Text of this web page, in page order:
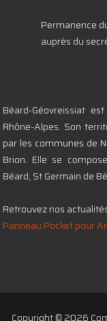
Permanence
auprès du
Béard-Géovreissiat
Rhône-Alpes. Son
par les communes de
Brion. Elle se
Béard, St Germain de
Retrouvez nos
Panneau Pocket pour
Copyright © 2026